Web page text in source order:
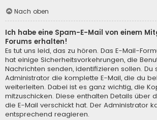
Nach oben
Ich habe eine Spam-E-Mail von einem
Forums erhalten!
Es tut uns leid, das zu hören. Das E-Mail-
hat einige Sicherheitsvorkehrungen, die
Nachrichten senden, identifizieren sollen. Du
Administrator die komplette E-Mail, die du
weiterleiten. Dabei ist es ganz wichtig, die
mitzuschicken. Diese enthalten Details über
die E-Mail verschickt hat. Der Administrator
entsprechend reagieren.